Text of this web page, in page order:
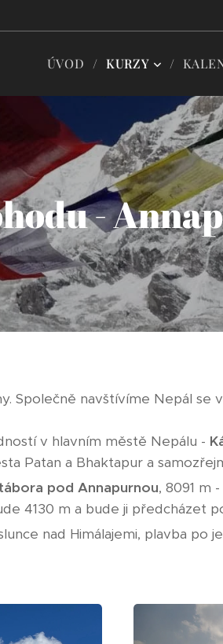
ÚVOD KURZY
-
Společně navštívíme Nepál se
v hlavním městě Nepálu -
Patan a Bhaktapur a
pod Annapurnou, 8091 m
4130 m a bude ji předcházet
nad Himálajemi, plavba po